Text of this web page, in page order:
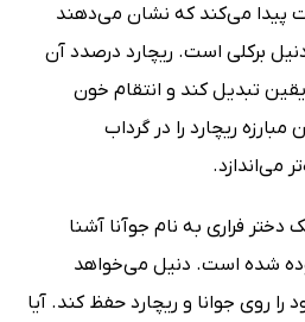
پیدا می‌کند که نشان می‌دهند
برکلی است. ریچارد درصدد آن
تبدیل کند و انتقام خون
مبارزه ریچارد را در گرداب
می‌اندازد.
دختر فراری به نام جوآنا آشنا
شده است. دنیل می‌خواهد
روی جوانا و ریچارد حفظ کند. آیا